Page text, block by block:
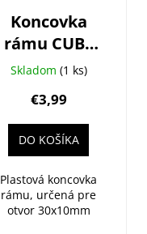
Koncovka
rámu CUBE
(20-03464)
Skladom (1 ks)
€3,99
DO KOŠÍKA
Plastová koncovka
rámu, určená pre
otvor 30x10mm